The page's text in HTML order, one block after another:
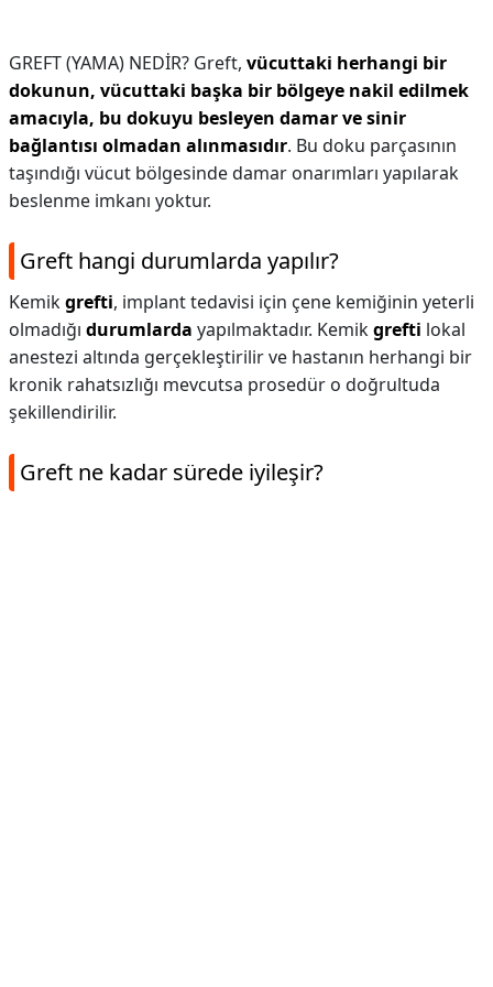
GREFT (YAMA) NEDİR? Greft, vücuttaki herhangi bir
dokunun, vücuttaki başka bir bölgeye nakil edilmek
amacıyla, bu dokuyu besleyen damar ve sinir
bağlantısı olmadan alınmasıdır. Bu doku parçasının
taşındığı vücut bölgesinde damar onarımları yapılarak
beslenme imkanı yoktur.
Greft hangi durumlarda yapılır?
Kemikgrefti, implant tedavisi için çene kemiğinin yeterli
olmadığı durumlarda yapılmaktadır. Kemikgrefti lokal
anestezi altında gerçekleştirilir ve hastanın herhangi bir
kronik rahatsızlığı mevcutsa prosedür o doğrultuda
şekillendirilir.
Greft ne kadar sürede iyileşir?